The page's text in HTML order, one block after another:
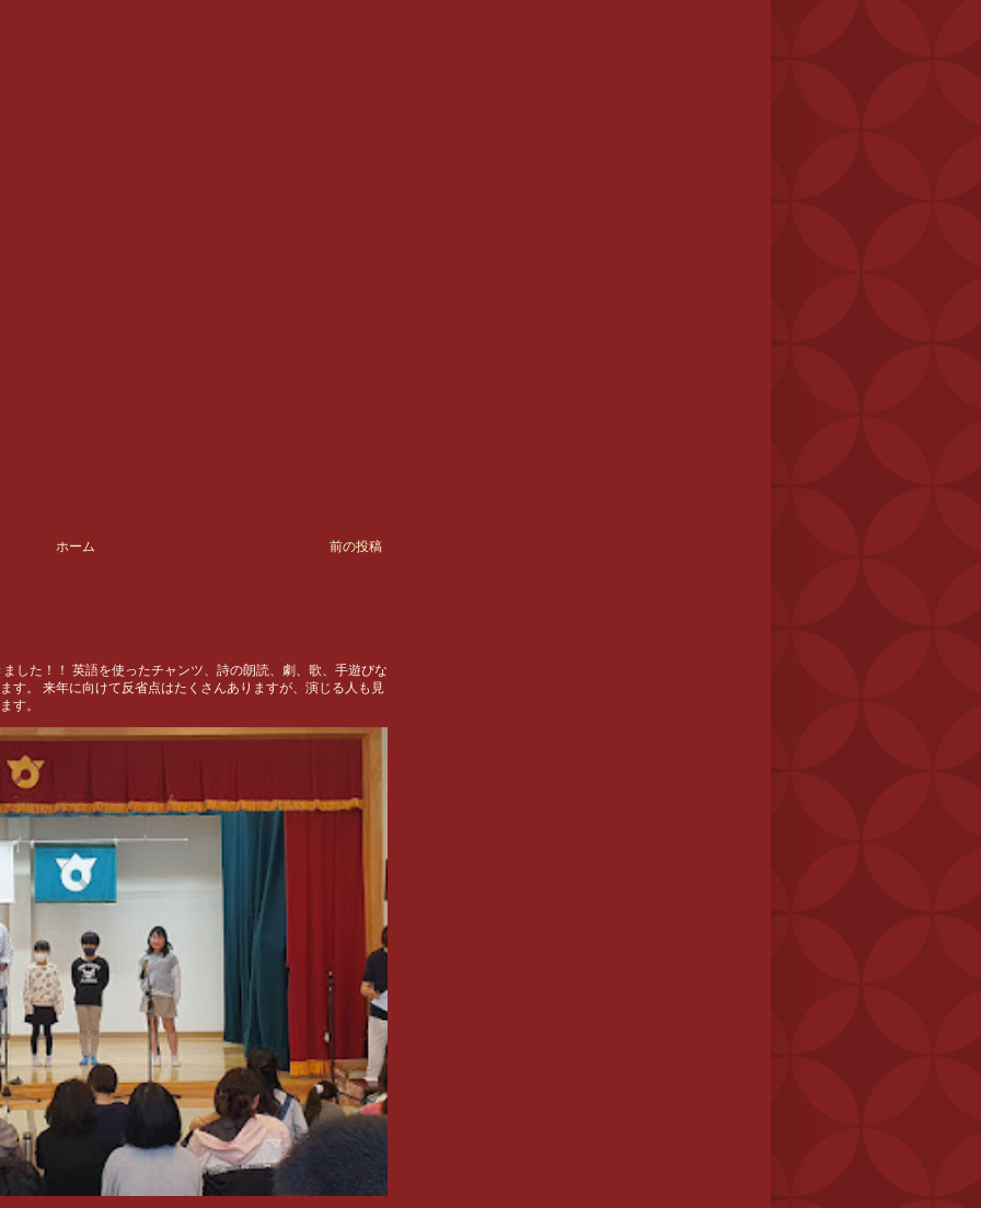
前の投稿
ホーム
した！！ 英語を使ったチャンツ、詩の朗読、劇、歌、手遊びな
す。 来年に向けて反省点はたくさんありますが、演じる人も見
す。